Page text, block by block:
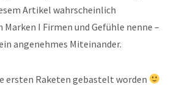
Artikel wahrscheinlich
Marken I Firmen und Gefühle nenne –
angenehmes Miteinander.
ersten Raketen gebastelt worden